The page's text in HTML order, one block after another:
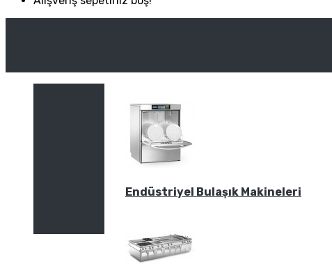
Kategori
Endüstriyel Bulaşık Makineleri